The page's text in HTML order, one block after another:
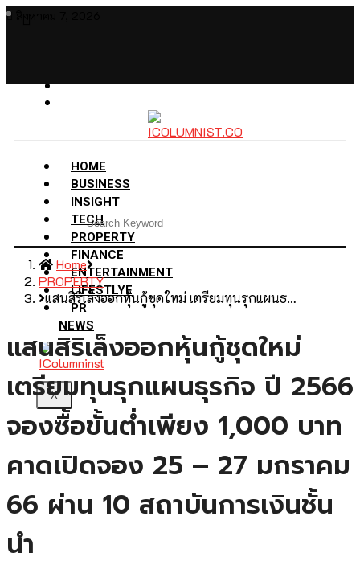
HOME
BUSINESS
INSIGHT
TECH
PROPERTY
FINANCE
ENTERTAINMENT
LIFESTLYE
PR
NEWS
X
Home
PROPERTY
แสนสิริเล็งออกหุ้นกู้ชุดใหม่ เตรียมทุนรุกแผนธ…
แสนสิริเล็งออกหุ้นกู้ชุดใหม่
เตรียมทุนรุกแผนธุรกิจ ปี 2566
จองซื้อขั้นต่ำเพียง 1,000 บาท
คาดเปิดจอง 25 – 27 มกราคม
66 ผ่าน 10 สถาบันการเงินชั้น
นำ